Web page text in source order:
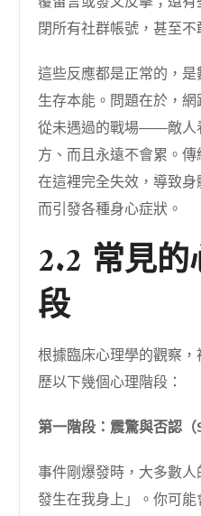
閉所有社群帳號，甚至不
這些反應都是正常的，
生存本能。問題在於，
從未遇過的戰場——敵人
方、而且永遠不會累。
在這裡完全失效，導致
而引發各種身心症狀。
2.2 常見
段
根據臨床心理學的觀察
歷以下幾個心理階段：
第一階段：震驚與否認
事件剛爆發時，大多數
發生在我身上」。你可